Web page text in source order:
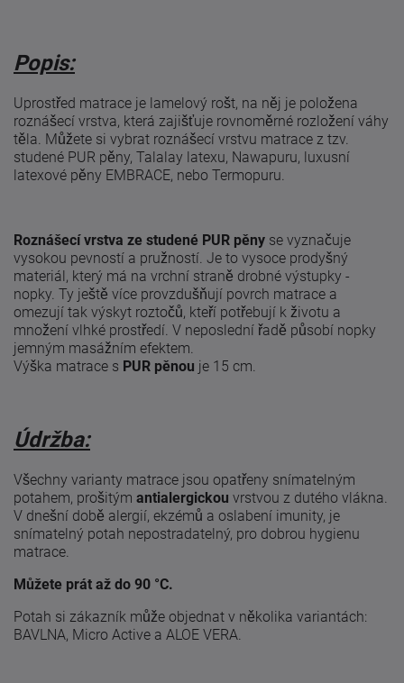
Popis:
Uprostřed matrace je lamelový rošt, na něj je položena
roznášecí vrstva, která zajišťuje rovnoměrné rozložení váhy
těla. Můžete si vybrat roznášecí vrstvu matrace z tzv.
studené PUR pěny, Talalay latexu, Nawapuru, luxusní
latexové pěny EMBRACE, nebo Termopuru.
Roznášecí vrstva ze studené PUR pěny se vyznačuje
vysokou pevností a pružností. Je to vysoce prodyšný
materiál, který má na vrchní straně drobné výstupky -
nopky. Ty ještě více provzdušňují povrch matrace a
omezují tak výskyt roztočů, kteří potřebují k životu a
množení vlhké prostředí. V neposlední řadě působí nopky
jemným masážním efektem.
Výška matrace s PUR pěnou je 15 cm.
Údržba:
Všechny varianty matrace jsou opatřeny snímatelným
potahem, prošitým antialergickou vrstvou z dutého vlákna.
V dnešní době alergií, ekzémů a oslabení imunity, je
snímatelný potah nepostradatelný, pro dobrou hygienu
matrace.
Můžete prát až do 90 °C.
Potah si zákazník může objednat v několika variantách:
BAVLNA, Micro Active a ALOE VERA.